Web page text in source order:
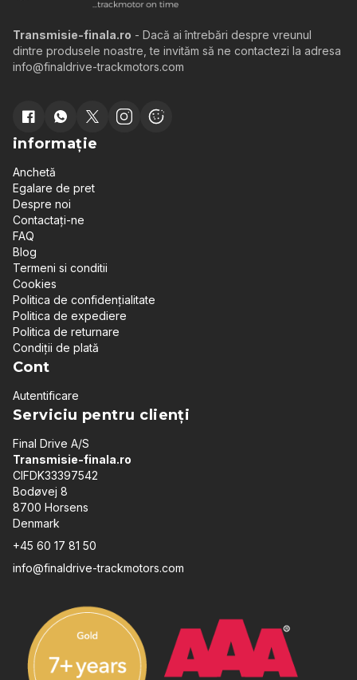
Transmisie-finala.ro - Dacă ai întrebări despre vreunul
dintre produsele noastre, te invităm să ne contactezi la adresa
info@finaldrive-trackmotors.com
informație
Anchetă
Egalare de pret
Despre noi
Contactați-ne
FAQ
Blog
Termeni si conditii
Cookies
Politica de confidențialitate
Politica de expediere
Politica de returnare
Condiții de plată
Cont
Autentificare
Serviciu pentru clienți
Final Drive A/S
Transmisie-finala.ro
CIFDK33397542
Bodøvej 8
8700 Horsens
Denmark
+45 60 17 81 50
info@finaldrive-trackmotors.com